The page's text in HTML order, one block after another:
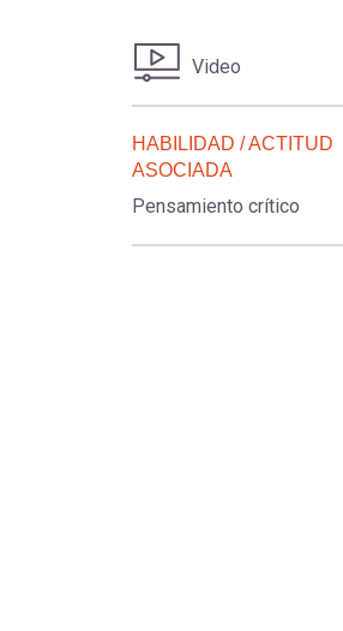
Video
HABILIDAD / ACTITUD
ASOCIADA
Pensamiento crítico